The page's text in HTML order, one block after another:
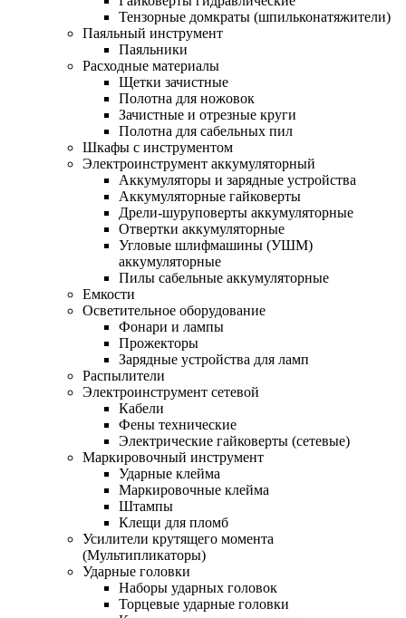
Тензорные домкраты (шпильконатяжители)
Паяльный инструмент
Паяльники
Расходные материалы
Щетки зачистные
Полотна для ножовок
Зачистные и отрезные круги
Полотна для сабельных пил
Шкафы с инструментом
Электроинструмент аккумуляторный
Аккумуляторы и зарядные устройства
Аккумуляторные гайковерты
Дрели-шуруповерты аккумуляторные
Отвертки аккумуляторные
Угловые шлифмашины (УШМ)
аккумуляторные
Пилы сабельные аккумуляторные
Емкости
Осветительное оборудование
Фонари и лампы
Прожекторы
Зарядные устройства для ламп
Распылители
Электроинструмент сетевой
Кабели
Фены технические
Электрические гайковерты (сетевые)
Маркировочный инструмент
Ударные клейма
Маркировочные клейма
Штампы
Клещи для пломб
Усилители крутящего момента
(Мультипликаторы)
Ударные головки
Наборы ударных головок
Торцевые ударные головки